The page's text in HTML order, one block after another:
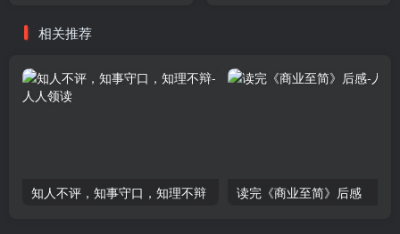
相关推荐
知人不评，知事守口，知理不辩 读完《商业至简》后感